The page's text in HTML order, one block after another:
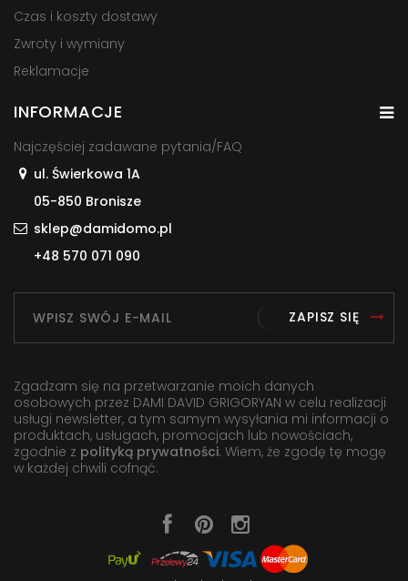
Czas i koszty dostawy
Zwroty i wymiany
Reklamacje
INFORMACJE
Najczęściej zadawane pytania/FAQ
ul. Świerkowa 1A
05-850 Bronisze
sklep@damidomo.pl
+48 570 071 090
ZAPISZ SIĘ
Zgadzam się na przetwarzanie moich danych
osobowych przez DAMI DAVID GRIGORYAN w celu realizacji
usługi newsletter, a tym samym wysyłania mi informacji o
produktach, usługach, promocjach lub nowościach,
zgodnie z polityką prywatności. Wiem, że zgodę tę mogę
w każdej chwili cofnąć.